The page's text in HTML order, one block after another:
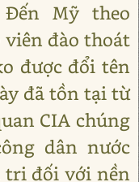
Mỹ theo
đào thoát
được đổi tên
đã tồn tại từ
CIA chúng
dân nước
trị đối với nền